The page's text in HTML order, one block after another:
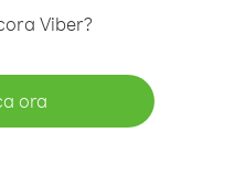
Viber?
ora